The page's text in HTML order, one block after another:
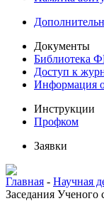
Документы
Библиотека
Доступ к
Информация
Инструкции
Профком
Заявки
Главная - Научная
Заседания Ученого